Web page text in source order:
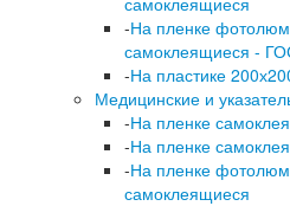
-На пленке
самоклеящиеся -
-На пластике
Медицинские и
-На пленке
-На пленке
-На пленке
самоклеящиеся